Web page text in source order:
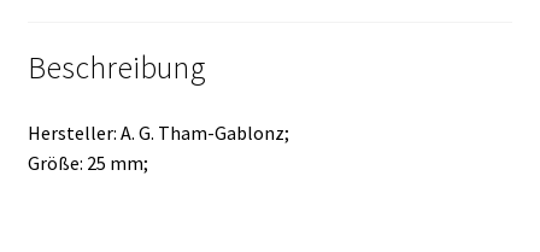
Beschreibung
Hersteller: A. G. Tham-Gablonz;
Größe: 25 mm;